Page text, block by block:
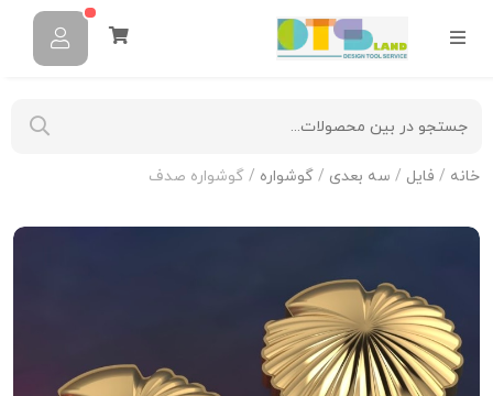
خانه / فایل / سه بعدی / گوشواره / گوشواره صدف